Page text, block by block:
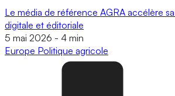
Le média de référence AGRA accélère
digitale et éditoriale
5 mai 2026 - 4 min
Europe Politique agricole